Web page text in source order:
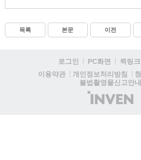
목록 본문 이전
로그인 PC화면 퀵링크
이용약관
개인정보처리방침
불법촬영물신고안내
(주)
인